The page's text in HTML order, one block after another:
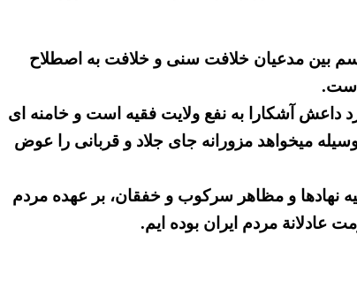
بین مدعیان خلافت سنی و خلافت به اصطلاح
است.
آشکارا به نفع ولایت فقیه است و خامنه ای
ای و بین المللی قویاً از آن استقبال میکند. بانی و حامی شماره ۱ تروریسم، بدینوسیله میخواهد مزورانه جای جلاد و قربانی را عوض
نهادها و مظاهر سرکوب و خفقان، بر عهده مردم
مردم ایران بوده ایم.